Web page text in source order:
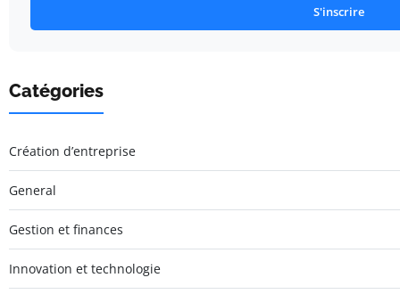
S'inscrire
Catégories
Création d’entreprise
General
Gestion et finances
Innovation et technologie